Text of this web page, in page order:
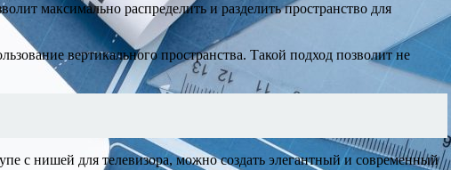
максимально распределить и разделить пространство для
вертикального пространства. Такой подход позволит не
с нишей для телевизора, можно создать элегантный и современный